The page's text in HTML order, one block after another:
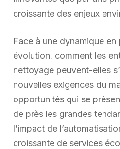
croissante des enjeux
Face à une dynamique en
évolution, comment les
nettoyage peuvent-elles
nouvelles exigences du
opportunités qui se
de près les grandes
l’impact de
croissante de services